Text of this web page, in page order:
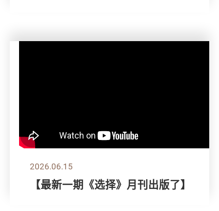
2026.06.15
【最新一期《选择》月刊出版了】